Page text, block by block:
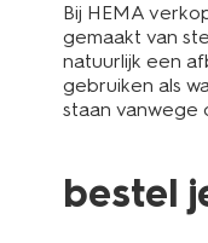
Bij HEMA
gemaakt van
natuurlijk een
gebruiken als
staan vanwege
bestel